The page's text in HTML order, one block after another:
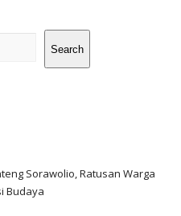
Search
Sorawolio, Ratusan Warga
Budaya